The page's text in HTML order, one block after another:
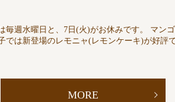
毎週水曜日と、7日(火)がお休みです。 マン
では新登場のレモニャ(レモンケーキ)が好評
MORE